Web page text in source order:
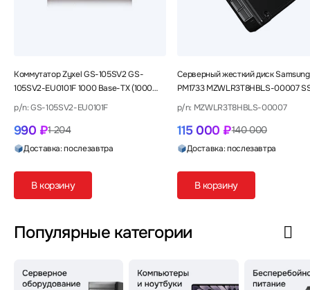
Коммутатор Zyxel GS-105SV2 GS-
105SV2-EU0101F 1000 Base-TX (1000
мбит/с)
p/n: GS-105SV2-EU0101F
990 ₽1 204
Доставка: послезавтра
В корзину
Серверный жесткий диск Samsung
PM1733 MZWLR3T8HBLS-00007
2,5 SFF, 3.84 ТБ, PCIe
p/n: MZWLR3T8HBLS-00007
115 000 ₽140 000
Доставка: послезавтра
В корзину
Популярные категории